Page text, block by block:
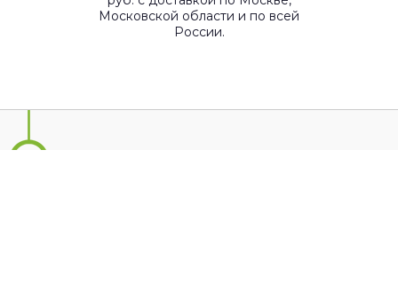
Московской области и по всей
России.